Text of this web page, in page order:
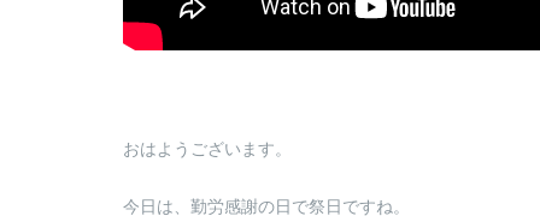
おはようございます。
今日は、勤労感謝の日で祭日ですね。